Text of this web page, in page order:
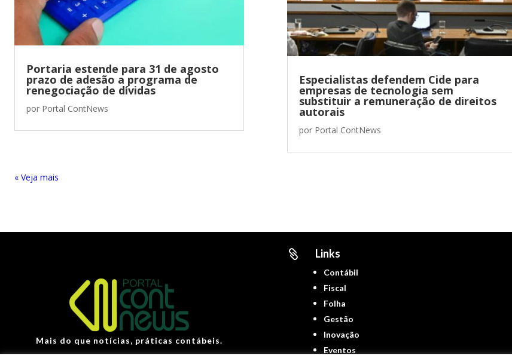
Portaria estende para 31 de agosto
prazo de adesão a programa de
renegociação de dívidas
por Portal ContNews
Especialistas defendem Cide para
empresas de tecnologia sem
substituir a remuneração de direitos
autorais
por Portal ContNews
« Entradas Antigas
Mais do que notícias, práticas contábeis.
 Links
Contábil
Fiscal
Folha
Gestão
Inovação
Eventos